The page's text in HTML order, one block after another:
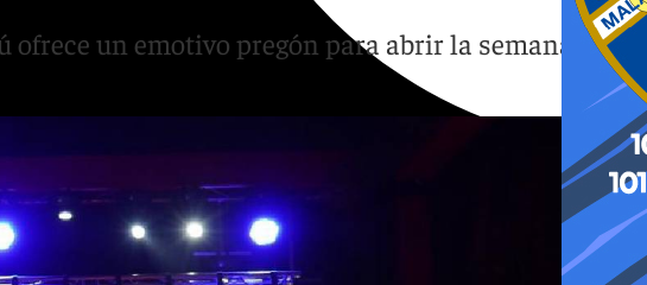
un emotivo pregón para abrir la semana